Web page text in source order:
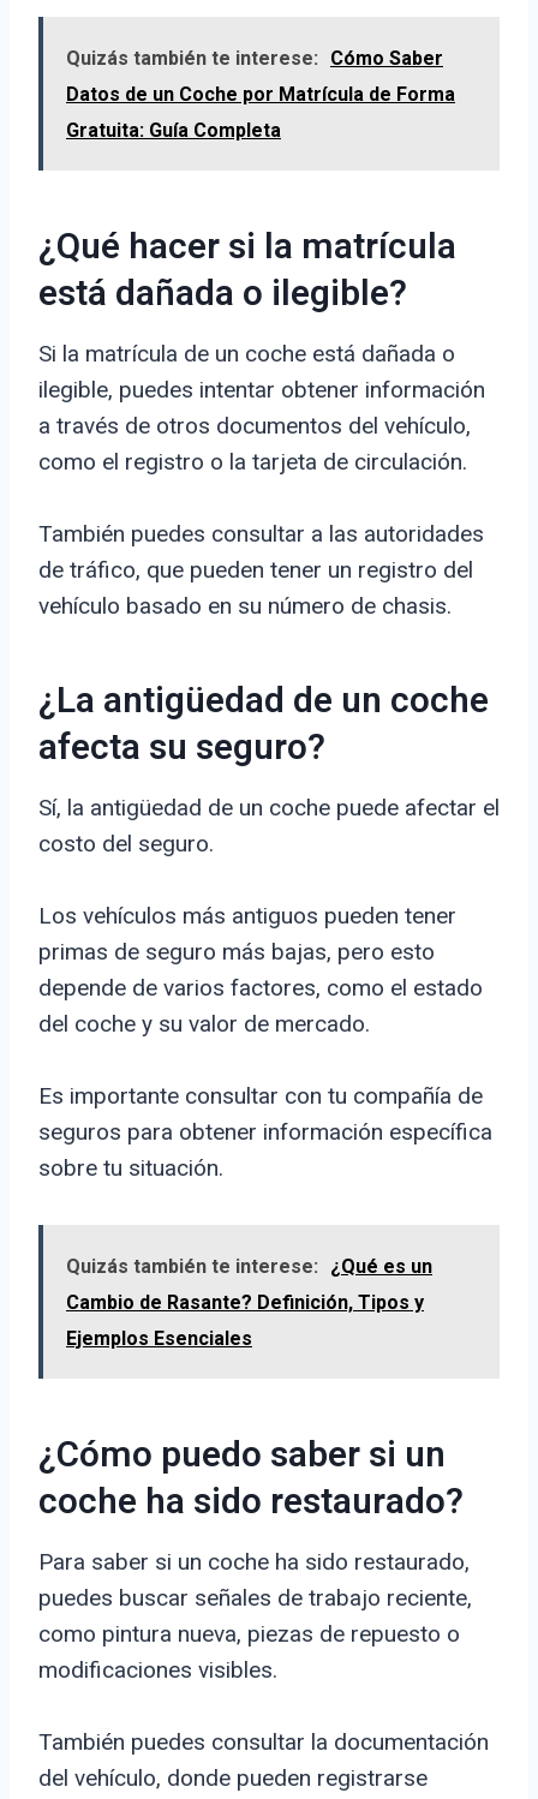
Quizás también te interese:
Cómo Saber
Datos de un Coche por Matrícula de Forma
Gratuita: Guía Completa
¿Qué hacer si la matrícula
está dañada o ilegible?
Si la matrícula de un coche está dañada o
ilegible, puedes intentar obtener información
a través de otros documentos del vehículo,
como el registro o la tarjeta de circulación.
También puedes consultar a las autoridades
de tráfico, que pueden tener un registro del
vehículo basado en su número de chasis.
¿La antigüedad de un coche
afecta su seguro?
Sí, la antigüedad de un coche puede afectar el
costo del seguro.
Los vehículos más antiguos pueden tener
primas de seguro más bajas, pero esto
depende de varios factores, como el estado
del coche y su valor de mercado.
Es importante consultar con tu compañía de
seguros para obtener información específica
sobre tu situación.
Quizás también te interese:
¿Qué es un
Cambio de Rasante? Definición, Tipos y
Ejemplos Esenciales
¿Cómo puedo saber si un
coche ha sido restaurado?
Para saber si un coche ha sido restaurado,
puedes buscar señales de trabajo reciente,
como pintura nueva, piezas de repuesto o
modificaciones visibles.
También puedes consultar la documentación
del vehículo, donde pueden registrarse